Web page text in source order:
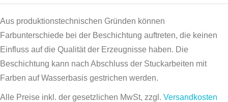
Aus produktionstechnischen Gründen können
Farbunterschiede bei der Beschichtung auftreten, die keinen
Einfluss auf die Qualität der Erzeugnisse haben. Die
Beschichtung kann nach Abschluss der Stuckarbeiten mit
Farben auf Wasserbasis gestrichen werden.
Alle Preise inkl. der gesetzlichen MwSt, zzgl. Versandkosten